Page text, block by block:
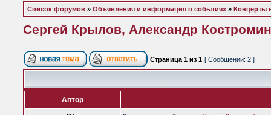
Список форумов » Объявления и информация о событиях » Концерты
Сергей Крылов, Александр
Страница 1 из 1 [ Сообщений: 2 ]
Автор